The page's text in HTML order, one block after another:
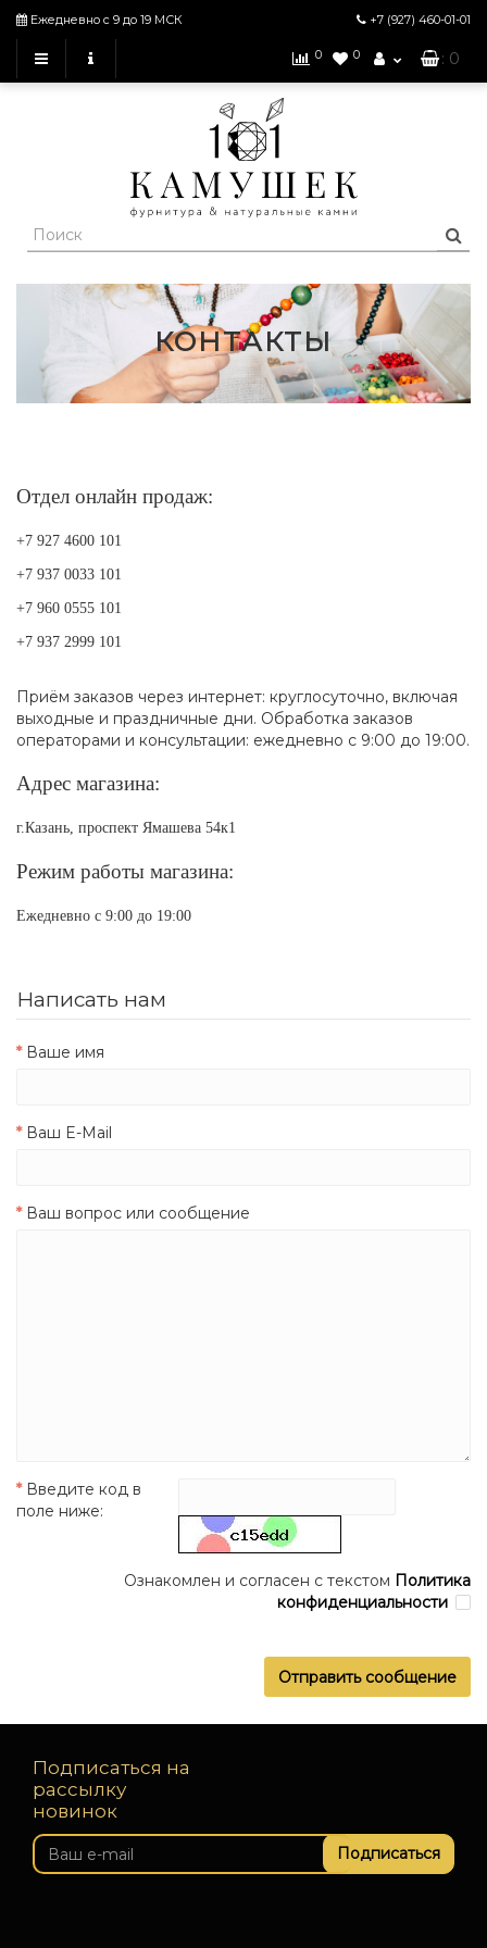
Ежедневно с 9 до 19 МСК +7 (927) 460-01-01
0 0 : 0
КОНТАКТЫ
Отдел онлайн продаж:
+7 927 4600 101
+7 937 0033 101
+7 960 0555 101
+7 937 2999 101
Приём заказов через интернет: круглосуточно, включая
выходные и праздничные дни. Обработка заказов
операторами и консультации: ежедневно с 9:00 до 19:00.
Адрес магазина:
г.Казань, проспект Ямашева 54к1
Режим работы магазина:
Ежедневно с 9:00 до 19:00
Написать нам
Ваше имя
Ваш E-Mail
Ваш вопрос или сообщение
Введите код в
поле ниже:
Ознакомлен и согласен с текстом Политика
конфиденциальности
Подписаться на
рассылку
новинок
Подписаться